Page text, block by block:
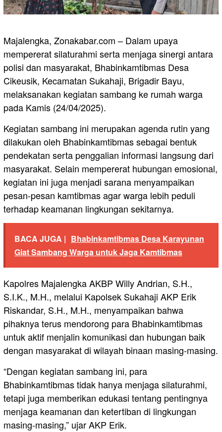
Majalengka, Zonakabar.com – Dalam upaya
mempererat silaturahmi serta menjaga sinergi antara
polisi dan masyarakat, Bhabinkamtibmas Desa
Cikeusik, Kecamatan Sukahaji, Brigadir Bayu,
melaksanakan kegiatan sambang ke rumah warga
pada Kamis (24/04/2025).
Kegiatan sambang ini merupakan agenda rutin yang
dilakukan oleh Bhabinkamtibmas sebagai bentuk
pendekatan serta penggalian informasi langsung dari
masyarakat. Selain mempererat hubungan emosional,
kegiatan ini juga menjadi sarana menyampaikan
pesan-pesan kamtibmas agar warga lebih peduli
terhadap keamanan lingkungan sekitarnya.
BACA JUGA | Bhabinkamtibmas Desa Karayunan
Giat Sambang Warga untuk Jaga Kamtibmas
Kapolres Majalengka AKBP Willy Andrian, S.H.,
S.I.K., M.H., melalui Kapolsek Sukahaji AKP Erik
Riskandar, S.H., M.H., menyampaikan bahwa
pihaknya terus mendorong para Bhabinkamtibmas
untuk aktif menjalin komunikasi dan hubungan baik
dengan masyarakat di wilayah binaan masing-masing.
“Dengan kegiatan sambang ini, para
Bhabinkamtibmas tidak hanya menjaga silaturahmi,
tetapi juga memberikan edukasi tentang pentingnya
menjaga keamanan dan ketertiban di lingkungan
masing-masing,” ujar AKP Erik.